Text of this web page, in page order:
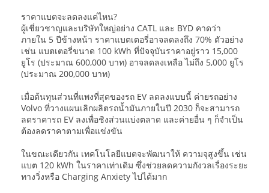
ราคาแบตจะลดลงแค่ไหน?
ผู้เชี่ยวชาญและบริษัทใหญ่อย่าง CATL และ BYD คาดว่า
ภายใน 5 ปีข้างหน้า ราคาแบตเตอรี่อาจลดลงถึง 70% ตัวอย่าง
เช่น แบตเตอรี่ขนาด 100 kWh ที่ปัจจุบันราคาอยู่ราว 15,000
ยูโร (ประมาณ 600,000 บาท) อาจลดลงเหลือ ไม่ถึง 5,000 ยูโร
(ประมาณ 200,000 บาท)
เมื่อต้นทุนส่วนที่แพงที่สุดของรถ EV ลดลงแบบนี้ ค่ายรถอย่าง
Volvo ที่วางแผนเลิกผลิตรถน้ำมันภายในปี 2030 ก็จะสามารถ
ลดราคารถ EV ลงเพื่อชิงส่วนแบ่งตลาด และค่ายอื่น ๆ ก็จำเป็น
ต้องลดราคาตามเพื่อแข่งขัน
ในขณะเดียวกัน เทคโนโลยีแบตจะพัฒนาให้ ความจุสูงขึ้น เช่น
แบต 120 kWh ในราคาเท่าเดิม ซึ่งช่วยลดความกังวลเรื่องระยะ
ทางวิ่งหรือ Charging Anxiety ไปได้มาก